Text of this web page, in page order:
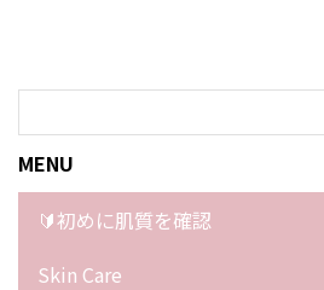
MENU
🔰初めに肌質を確認
Skin Care